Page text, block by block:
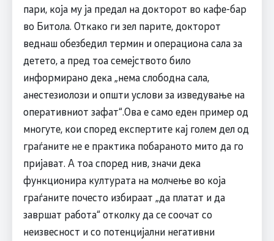
пари, која му ја предал на докторот во кафе-бар
во Битола. Откако ги зел парите, докторот
веднаш обезбедил термин и операциона сала за
детето, а пред тоа семејството било
информирано дека „нема слободна сала,
анестезиолози и општи услови за изведување на
оперативниот зафат“.Ова е само еден пример од
многуте, кои според експертите кај голем дел од
граѓаните не е практика побараното мито да го
пријават. А тоа според нив, значи дека
функционира културата на молчење во која
граѓаните почесто избираат „да платат и да
завршат работа“ отколку да се соочат со
неизвесност и со потенцијални негативни